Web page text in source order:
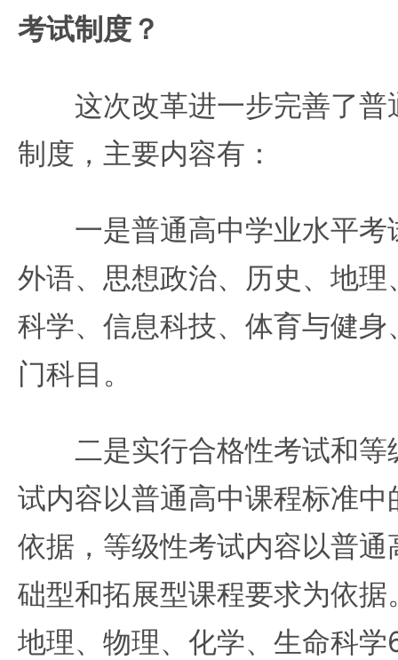
考试制度？
这次改革进一步完善了普
制度，主要内容有：
一是普通高中学业水平考
外语、思想政治、历史、地
科学、信息科技、体育与健
门科目。
二是实行合格性考试和等
试内容以普通高中课程标准
依据，等级性考试内容以普
础型和拓展型课程要求为依
地理、物理、化学、生命科